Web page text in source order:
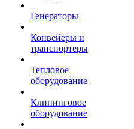
Генераторы
Конвейеры и
транспортеры
Тепловое
оборудование
Клининговое
оборудование